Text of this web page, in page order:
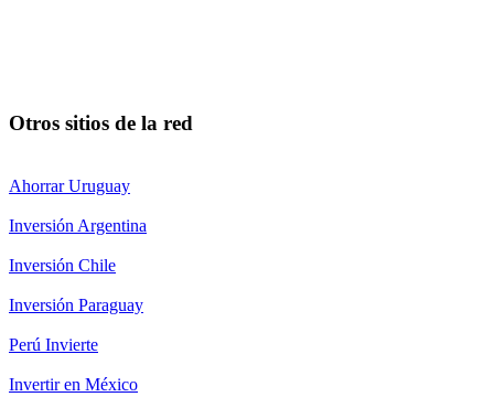
Otros sitios de la red
Ahorrar Uruguay
Inversión Argentina
Inversión Chile
Inversión Paraguay
Perú Invierte
Invertir en México